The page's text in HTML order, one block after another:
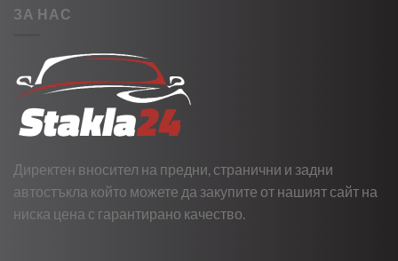
ЗА НАС
Директен вносител на предни, странични и задни
автостъкла който можете да закупите от нашият сайт на
ниска цена с гарантирано качество.